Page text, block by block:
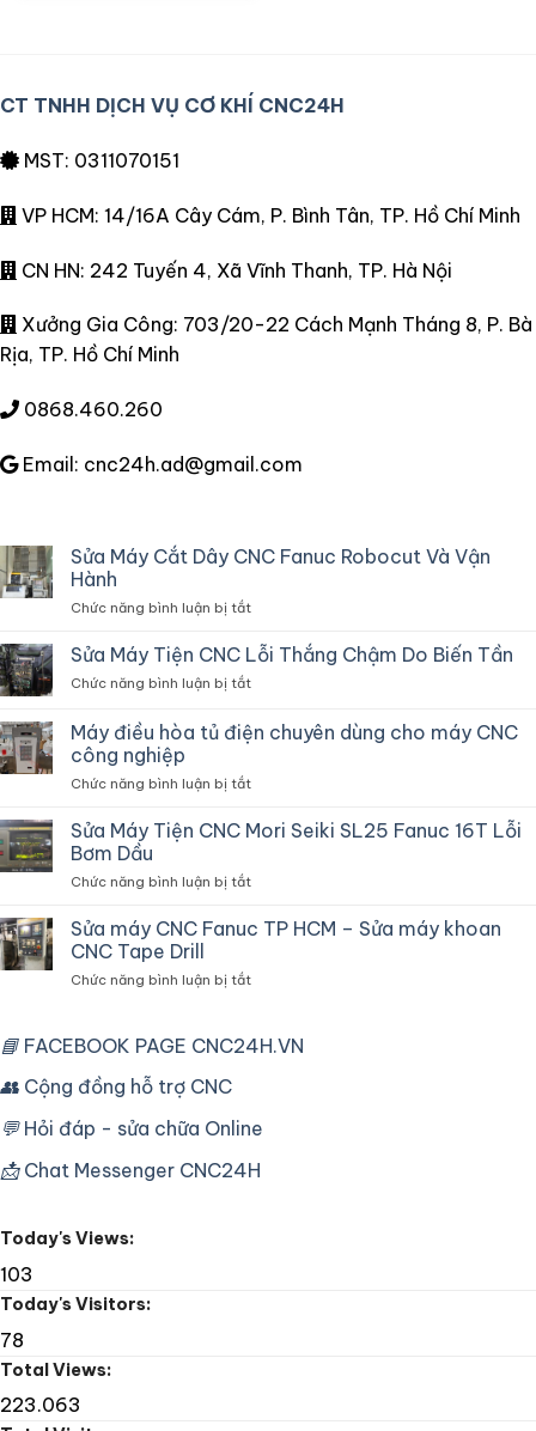
CT TNHH DỊCH VỤ CƠ KHÍ CNC24H
MST: 0311070151
VP HCM: 14/16A Cây Cám, P. Bình Tân, TP. Hồ Chí Minh
CN HN: 242 Tuyến 4, Xã Vĩnh Thanh, TP. Hà Nội
Xưởng Gia Công: 703/20-22 Cách Mạnh Tháng 8, P. Bà
Rịa, TP. Hồ Chí Minh
0868.460.260
Email: cnc24h.ad@gmail.com
Sửa Máy Cắt Dây CNC Fanuc Robocut Và Vận
Hành
Chức năng bình luận bị tắtở
Máy
Cắt
Dây
Fanuc
Robocut
Vận
Sửa Máy Tiện CNC Lỗi Thắng Chậm Do Biến Tần
Chức năng bình luận bị tắtở
Tiện
Lỗi
Chậm
Tần
Máy điều hòa tủ điện chuyên dùng cho máy CNC
công nghiệp
Chức năng bình luận bị tắtở
điều
hòa
điện
dùng
CNC
Sửa Máy Tiện CNC Mori Seiki SL25 Fanuc 16T Lỗi
Bơm Dầu
Chức năng bình luận bị tắtở
Máy
Tiện
Mori
Fanuc
Dầu
Sửa máy CNC Fanuc TP HCM – Sửa máy khoan
CNC Tape Drill
Chức năng bình luận bị tắtở
CNC
–
Sửa
máy
khoan
📘 FACEBOOK PAGE CNC24H.VN
👥 Cộng đồng hỗ trợ CNC
💬Hỏi đáp - sửa chữa Online
📩Chat Messenger CNC24H
Today's Views:
103
Today's Visitors:
78
Total Views:
223.063